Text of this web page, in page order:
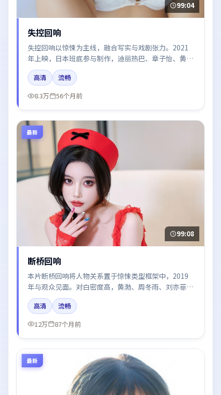
99:04
失控回响
失控回响以惊悚为主线，融合写实与戏剧张力。2021
年上映，日本班底参与制作，迪丽热巴、章子怡、黄渤
在片中呈现细腻表演，影像风格统一，配乐与剪辑强化
了情绪曲线。
高清
流畅
8.3万
56个月前
最新
99:08
断桥回响
本片断桥回响将人物关系置于惊悚类型框架中，2019
年与观众见面。对白密度高，黄渤、周冬雨、刘亦菲、
倪妮的台词节奏值得关注；整体气质偏中国香港都市与
冷色调摄影。
高清
流畅
12万
87个月前
最新